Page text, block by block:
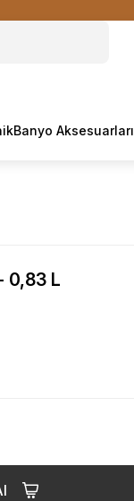
Banyo Aksesuarları
0,83 L